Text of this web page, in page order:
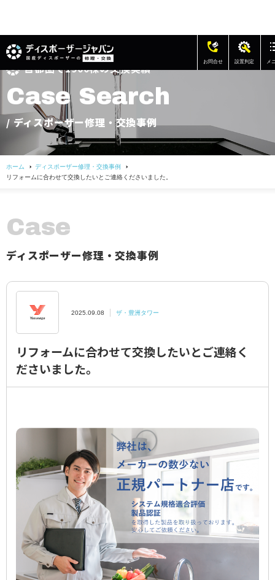
お問合せ 設置判定 メ
修理・交換の費用
ディスポーザー修理・交換事例
アフターサポート
よくある質問
お問い合わせ
プライバシーポリシー
特定商取引に関する表示
ディスポラボ
ニュース
お住まいのマンションの事例をチェック
ご予約・お見積り・空き状況
首都圏で1900棟の交換実績
Case Searc h
/ ディスポーザー修理・交換事例
ホーム
ディスポーザー修理・交換事例
リフォームに合わせて交換したいとご連絡くださいました。
Case
ディスポーザー修理・交換事例
2025.09.08 ザ・豊洲タワー
リフォームに合わせて交換したいとご連絡く
ださいました。